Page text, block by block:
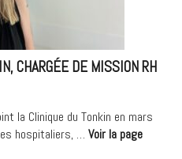
CHARGÉE DE MISSION RH
la Clinique du Tonkin en mars
hospitaliers, … Voir la page«